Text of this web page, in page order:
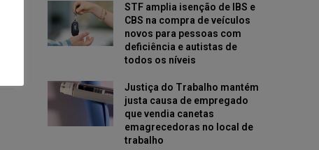
STF amplia isenção de IBS e
CBS na compra de veículos
novos para pessoas com
deficiência e autistas de
todos os níveis
Justiça do Trabalho mantém
justa causa de empregado
que vendia canetas
emagrecedoras no local de
trabalho